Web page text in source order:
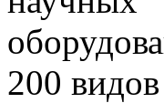
200